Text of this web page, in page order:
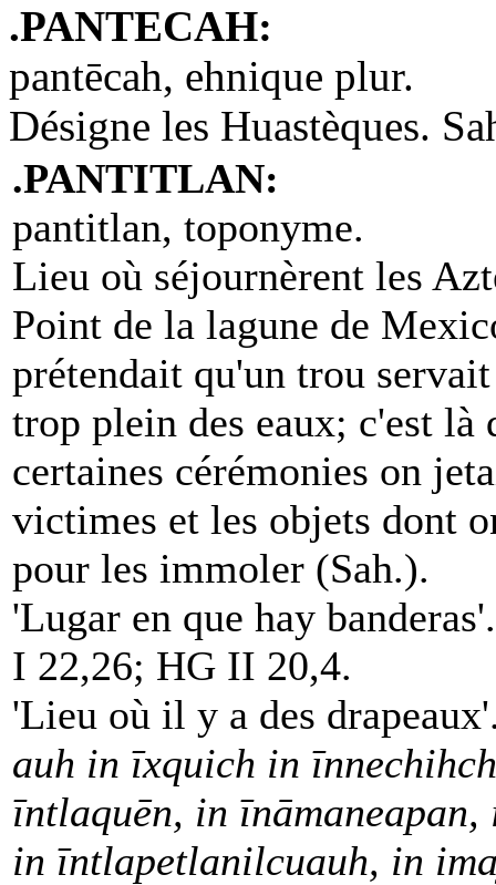
.PANTECAH:
pantēcah, ehnique plur.
Désigne les Huastèques.
.PANTITLAN:
pantitlan, toponyme.
Lieu où séjournèrent les
Point de la lagune de
prétendait qu'un trou
trop plein des eaux; c'est là
certaines cérémonies on
victimes et les objets dont
pour les immoler (Sah.).
'Lugar en que hay
I 22,26; HG II 20,4.
'Lieu où il y a des
auh in īxquich in
īntlaquēn, in
in īntlapetlanilcuauh, in